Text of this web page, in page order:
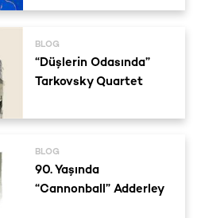
BLOG
“Düşlerin Odasında”
Tarkovsky Quartet
BLOG
90. Yaşında
“Cannonball” Adderley